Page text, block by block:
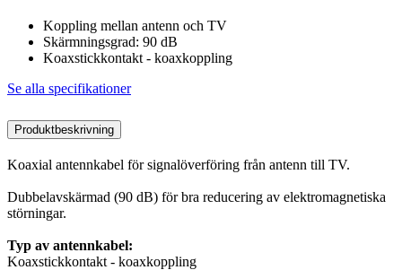
Koppling mellan antenn och TV
Skärmningsgrad: 90 dB
Koaxstickkontakt - koaxkoppling
Se alla specifikationer
Produktbeskrivning
Koaxial antennkabel för signalöverföring från antenn till TV.
Dubbelavskärmad (90 dB) för bra reducering av elektromagnetiska
störningar.
Typ av antennkabel:
Koaxstickkontakt - koaxkoppling